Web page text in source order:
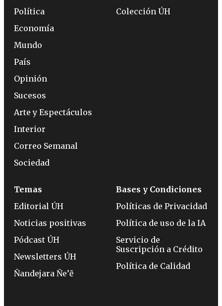
Política
Economía
Mundo
País
Opinión
Sucesos
Arte y Espectáculos
Interior
Correo Semanal
Sociedad
Colección ÚH
Temas
Editorial ÚH
Noticias positivas
Pódcast ÚH
Newsletters ÚH
Ñandejara Ñe’ẽ
Bases y Condiciones
Políticas de Privacidad
Política de uso de la IA
Servicio de
Suscripción a Crédito
Política de Calidad